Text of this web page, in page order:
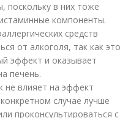
поскольку в них тоже
компоненты.
средств
от алкоголя, так как это
эффект и оказывает
печень.
влияет на эффект
случае лучше
проконсультироваться с